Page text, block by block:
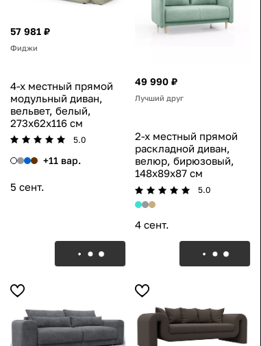
57 981 ₽
Фиджи
4-х местный прямой
модульный диван,
вельвет, белый,
273x62x116 см
5.0
+11 вар.
5 сент.
49 990 ₽
Лучший друг
2-х местный прямой
раскладной диван,
велюр, бирюзовый,
148x89x87 см
5.0
4 сент.